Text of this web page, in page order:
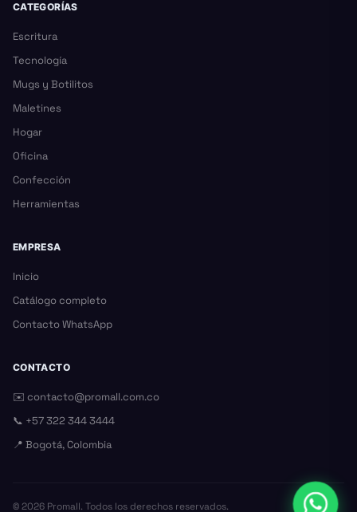
CATEGORÍAS
Escritura
Tecnología
Mugs y Botilitos
Maletines
Hogar
Oficina
Confección
Herramientas
EMPRESA
Inicio
Catálogo completo
Contacto WhatsApp
CONTACTO
✉️ contacto@promall.com.co
📞 +57 322 344 3444
📍 Bogotá, Colombia
©2026 Promall. Todos los derechos reservados.